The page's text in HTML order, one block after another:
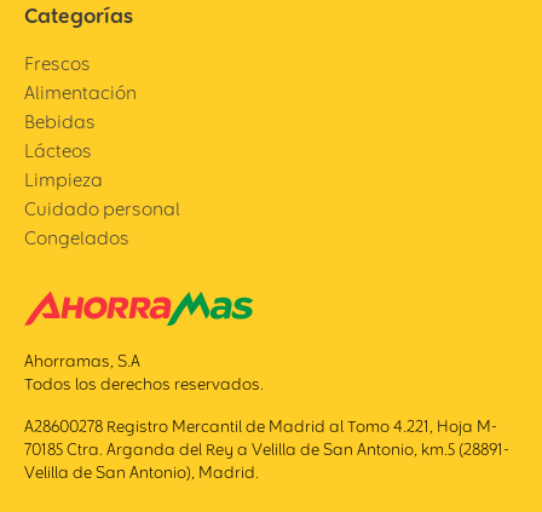
Categorías
Frescos
Alimentación
Bebidas
Lácteos
Limpieza
Cuidado personal
Congelados
Ahorramas, S.A
Todos los derechos reservados.
A28600278 Registro Mercantil de Madrid al Tomo 4.221, Hoja M-
70185 Ctra. Arganda del Rey a Velilla de San Antonio, km.5 (28891-
Velilla de San Antonio), Madrid.